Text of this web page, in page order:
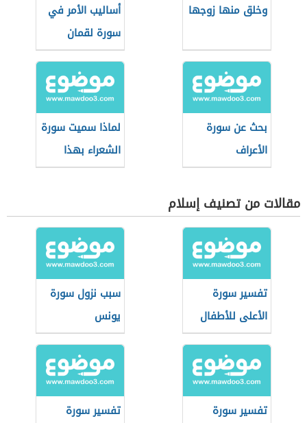
وخلق منها زوجها
أساليب الأمر في
سورة لقمان
بحث عن سورة
الأعراف
لماذا سميت سورة
الشعراء بهذا
الاسم
مقالات من تصنيف إسلام
تفسير سورة
الأعلى للأطفال
سبب نزول سورة
يونس
تفسير سورة
تفسير سورة